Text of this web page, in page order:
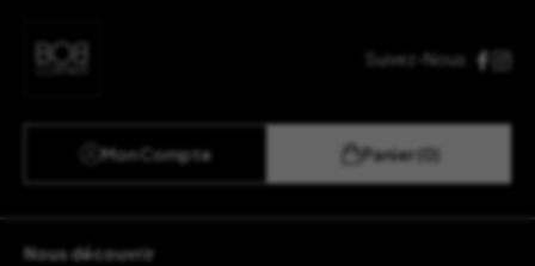
Suivez-Nous :
Mon Compte Panier (0)
Nous découvrir